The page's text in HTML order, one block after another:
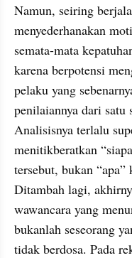
Namun, seiring
menyederhanakan
semata-mata
karena berpotensi
pelaku yang
penilaiannya dari satu
Analisisnya terlalu
menitikberatkan
tersebut, bukan
Ditambah lagi,
wawancara yang
bukanlah seseorang
tidak berdosa. Pada